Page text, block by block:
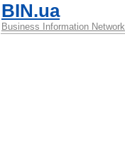
BIN.ua
Business Information Network